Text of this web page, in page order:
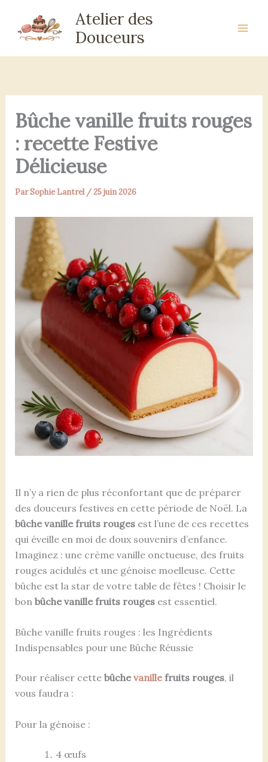
contenu
Atelier des
Douceurs
Bûche vanille fruits rouges
: recette Festive
Délicieuse
ParSophie Lantrel /25 juin 2026
Il n’y a rien de plus réconfortant que de préparer
des douceurs festives en cette période de Noël. La
bûche vanille fruits rougesest l’une de ces recettes
qui éveille en moi de doux souvenirs d’enfance.
Imaginez : une crème vanille onctueuse, des fruits
rouges acidulés et une génoise moelleuse. Cette
bûche est la star de votre table de fêtes ! Choisir le
bon bûche vanille fruits rougesest essentiel.
Bûche vanille fruits rouges : les Ingrédients
Indispensables pour une Bûche Réussie
Pour réaliser cette bûchevanillefruits rouges, il
vous faudra :
Pour la génoise :
4 œufs